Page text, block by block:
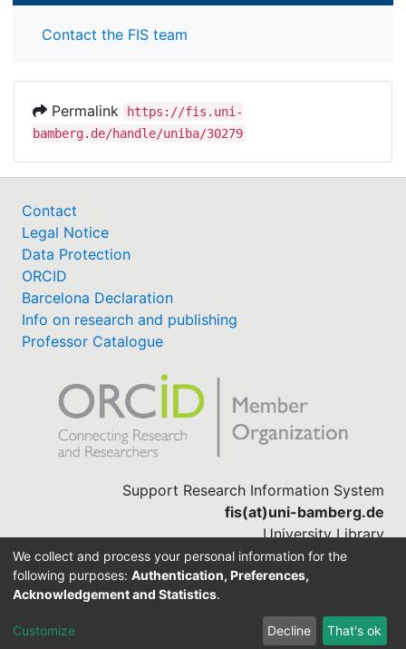
Contact the FIS team
Permalink
https://fis.uni-
bamberg.de/handle/uniba/30279
Contact
Legal Notice
Data Protection
ORCID
Barcelona Declaration
Info on research and publishing
Professor Catalogue
Support Research Information System
fis(at)uni-bamberg.de
University Library
(0951) 863-1568
DSpace-CRIS software
We collect and process your personal information for the
following purposes: Authentication, Preferences,
Acknowledgement and Statistics.
Customize Decline That's ok